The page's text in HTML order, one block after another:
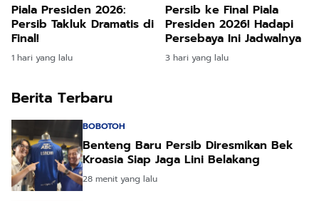
Piala Presiden 2026:
Persib Takluk Dramatis di
Final!
1 hari yang lalu
Persib ke Final Piala
Presiden 2026! Hadapi
Persebaya Ini Jadwalnya
3 hari yang lalu
Berita Terbaru
BOBOTOH
Benteng Baru Persib Diresmikan Bek
Kroasia Siap Jaga Lini Belakang
28 menit yang lalu